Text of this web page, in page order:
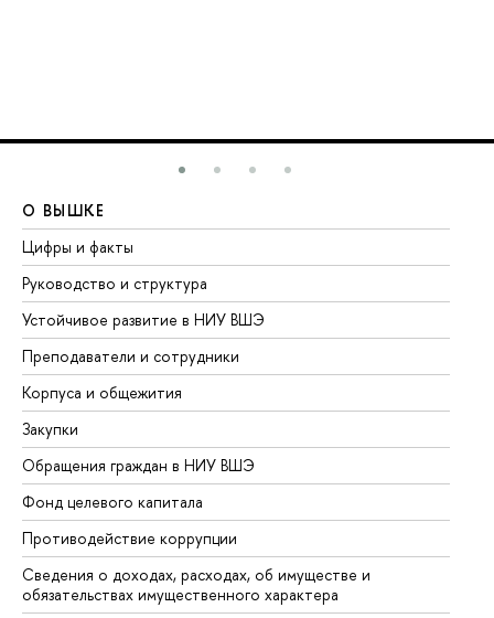
О ВЫШКЕ
Цифры и факты
Руководство и структура
Устойчивое развитие в НИУ ВШЭ
Преподаватели и сотрудники
Корпуса и общежития
Закупки
Обращения граждан в НИУ ВШЭ
Фонд целевого капитала
Противодействие коррупции
Сведения о доходах, расходах, об имуществе и
обязательствах имущественного характера